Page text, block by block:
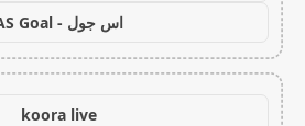
اس جول - AS Goal
koora live